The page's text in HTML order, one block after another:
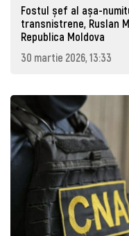
Fostul șef al așa-
transnistrene, Ruslan
Republica Moldova
30 martie 2026, 13:33